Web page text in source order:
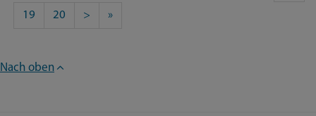
19 20 > »
Nach oben